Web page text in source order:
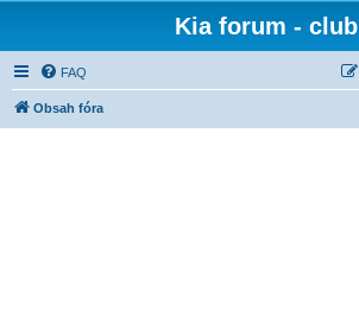
Kia forum - club
FAQ
Obsah fóra